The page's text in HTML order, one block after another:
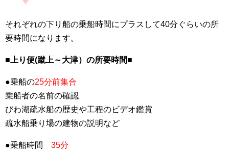
それぞれの下り船の乗船時間にプラスして40分ぐらいの所
要時間になります。
■上り便(蹴上～大津）の所要時間■
●乗船の25分前集合
乗船者の名前の確認
びわ湖疏水船の歴史や工程のビデオ鑑賞
疏水船乗り場の建物の説明など
●乗船時間 35分